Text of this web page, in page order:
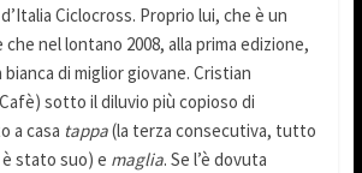
Ciclocross. Proprio lui, che è un
nel lontano 2008, alla prima edizione,
di miglior giovane. Cristian
sotto il diluvio più copioso di
a casa tappa(la terza consecutiva, tutto
stato suo) e maglia. Se l’è dovuta